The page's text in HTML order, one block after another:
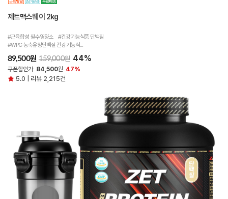
제트맥스웨이 2kg
#근육합성 필수영양소 #건강기능식품 단백질
#WPC 농축유청단백질 건강기능식...
89,500원 159,000원 44%
쿠폰할인가 84,500원 47%
5.0 | 리뷰 2,215건